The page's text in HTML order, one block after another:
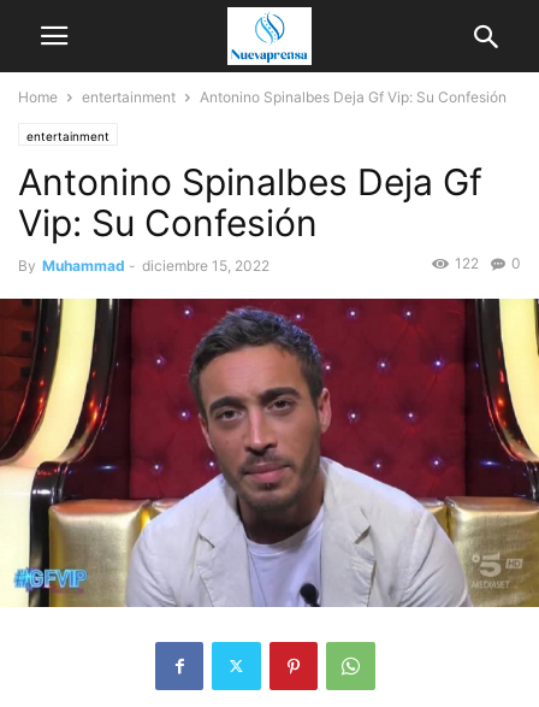
Home entertainment Antonino Spinalbes Deja Gf Vip: Su Confesión
entertainment
Antonino Spinalbes Deja Gf
Vip: Su Confesión
By Muhammad - diciembre 15, 2022 0
122